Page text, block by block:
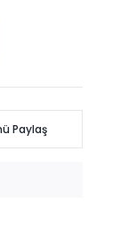
Paylaş